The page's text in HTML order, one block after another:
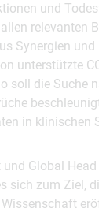
und
relevanten
Synergien
unterstützte
soll die Suche
in klinischen
Global
sich zum Ziel,